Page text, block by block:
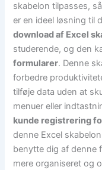
skabelon tilpasses,
er en ideel løsning til
download af Excel
studerende, og den
formularer. Denne
forbedre
tilføje data uden at
menuer eller
kunde registrering
denne Excel
benytte dig af denne
mere organiseret og